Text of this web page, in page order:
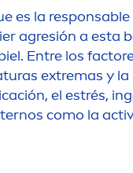
es la
agresión a esta
Entre los
extremas y la
el estrés,
como la